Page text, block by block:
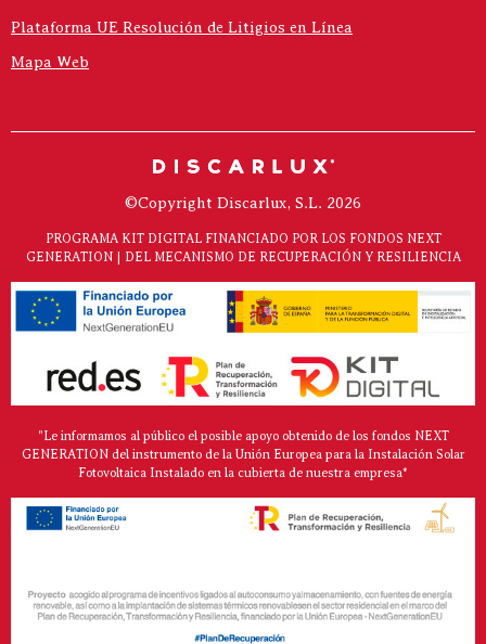
Plataforma UE Resolución de Litigios en Línea
Mapa Web
©Copyright Discarlux, S.L. 2026
PROGRAMA KIT DIGITAL FINANCIADO POR LOS FONDOS NEXT
GENERATION | DEL MECANISMO DE RECUPERACIÓN Y RESILIENCIA
"Le informamos al público el posible apoyo obtenido de los fondos NEXT
GENERATION del instrumento de la Unión Europea para la Instalación Solar
Fotovoltaica Instalado en la cubierta de nuestra empresa*